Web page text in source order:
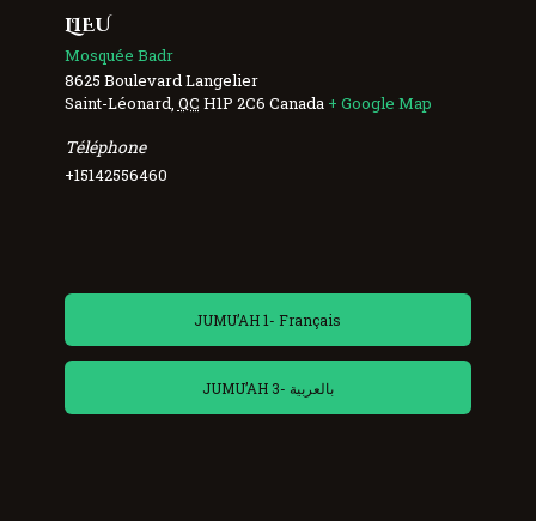
LIEU
Mosquée Badr
8625 Boulevard Langelier
Saint-Léonard QC H1P 2C6 Canada + Google Map
Téléphone
+15142556460
JUMU’AH 1- Français
JUMU’AH 3- بالعربية